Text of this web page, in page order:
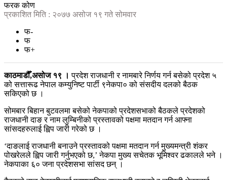
फरक कोण
प्रकाशित मिति : २०७७ असोज १९ गते सोमवार
फ-
फ
फ+
काठमाडौँ,असोज १९ । प्रदेश राजधानी र नामबारे निर्णय गर्न बसेको प्रदेश ५
को सत्तारूढ नेपाल कम्युनिष्ट पार्टी ९नेकपा० को संसदीय दलको बैठक
सकिएको छ ।
सोमबार बिहान बुटवलमा बसेको नेकपाको प्रदेशसभाको बैठकले प्रदेशको
राजधानी दाङ र नाम लुम्बिनीको प्रस्तावको पक्षमा मतदान गर्न आफ्ना
सांसदहरुलाई ह्विप जारी गरेको छ ।
‘दाङलाई राजधानी बनाउने प्रस्तावको पक्षमा मतदान गर्न मुख्यमन्त्री शंकर
पोखरेलले ह्विप जारी गर्नुभएको छ,’ नेकपा मुख्य सचेतक भूमिश्वर ढकालले भने ।
नेकपाका ६० जना प्रदेशसभा सांसद छन् ।